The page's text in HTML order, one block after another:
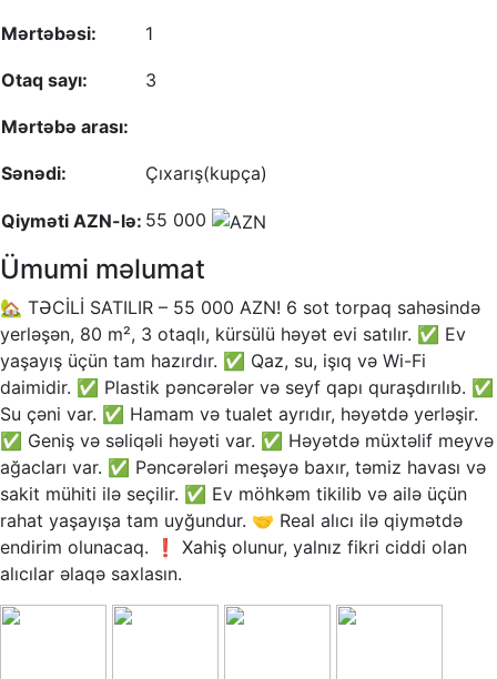
Mərtəbəsi: 1
Otaq sayı: 3
Mərtəbə arası:
Sənədi: Çıxarış(kupça)
Qiyməti AZN-lə: 55 000
Ümumi məlumat
🏡 TƏCİLİ SATILIR – 55 000 AZN! 6 sot torpaq sahəsində
yerləşən, 80 m², 3 otaqlı, kürsülü həyət evi satılır. ✅ Ev
yaşayış üçün tam hazırdır. ✅ Qaz, su, işıq və Wi-Fi
daimidir. ✅ Plastik pəncərələr və seyf qapı quraşdırılıb. ✅
Su çəni var. ✅ Hamam və tualet ayrıdır, həyətdə yerləşir.
✅ Geniş və səliqəli həyəti var. ✅ Həyətdə müxtəlif meyvə
ağacları var. ✅ Pəncərələri meşəyə baxır, təmiz havası və
sakit mühiti ilə seçilir. ✅ Ev möhkəm tikilib və ailə üçün
rahat yaşayışa tam uyğundur. 🤝 Real alıcı ilə qiymətdə
endirim olunacaq. ❗ Xahiş olunur, yalnız fikri ciddi olan
alıcılar əlaqə saxlasın.